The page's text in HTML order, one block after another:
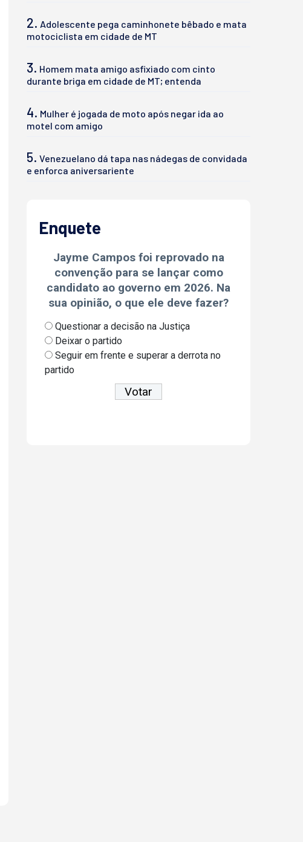
2. Adolescente pega caminhonete bêbado e mata
motociclista em cidade de MT
3. Homem mata amigo asfixiado com cinto
durante briga em cidade de MT; entenda
4. Mulher é jogada de moto após negar ida ao
motel com amigo
5. Venezuelano dá tapa nas nádegas de convidada
e enforca aniversariente
Enquete
Jayme Campos foi reprovado na
convenção para se lançar como
candidato ao governo em 2026. Na
sua opinião, o que ele deve fazer?
Questionar a decisão na Justiça
Deixar o partido
Seguir em frente e superar a derrota no
partido